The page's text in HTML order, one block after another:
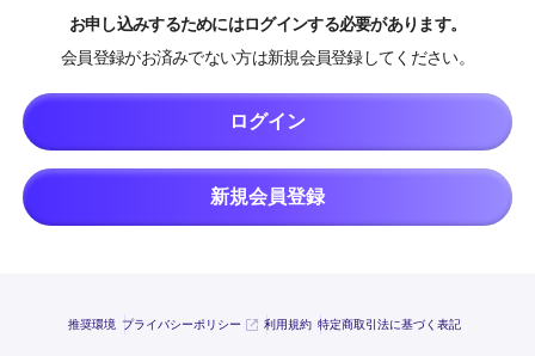
お申し込みするためにはログインする必要があります。
会員登録がお済みでない方は新規会員登録してください。
ログイン
新規会員登録
推奨環境 プライバシーポリシー 利用規約 特定商取引法に基づく表記